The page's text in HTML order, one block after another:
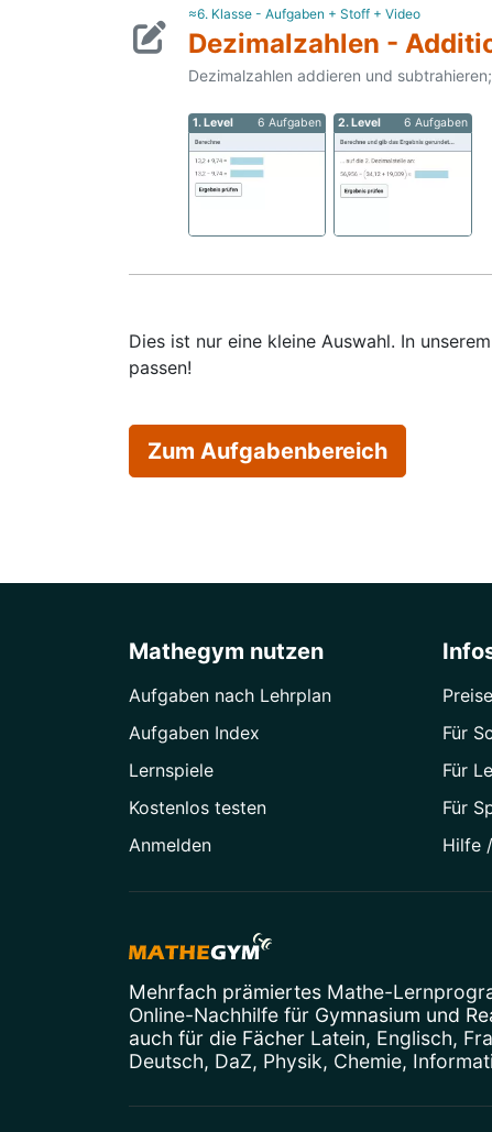
≈6. Klasse - Aufgaben + Stoff + Video
Dezimalzahlen -
Dezimalzahlen addieren und
1. Level 6 Aufgaben 2. Level 6 Aufgaben
Dies ist nur eine kleine Auswahl. In
passen!
Zum Aufgabenbereich
Mathegym nutzen
Aufgaben nach Lehrplan
Aufgaben Index
Lernspiele
Kostenlos testen
Anmelden
Preise
Für
Für
Für
Hilfe
Mehrfach prämiertes Mathe-
Online-Nachhilfe für Gymnasium und
auch für die Fächer Latein, Englisch,
Deutsch, DaZ, Physik, Chemie,